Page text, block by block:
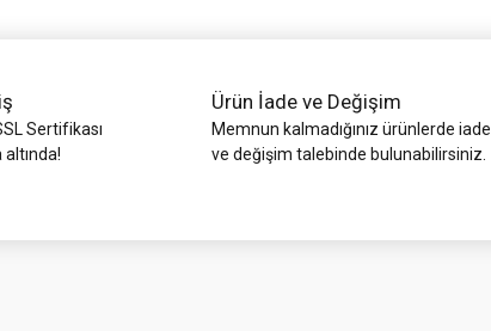
Sertifikası
Ürün İade ve Değişim
Memnun kalmadığınız ürünlerde iade
ve değişim talebinde bulunabilirsiniz.